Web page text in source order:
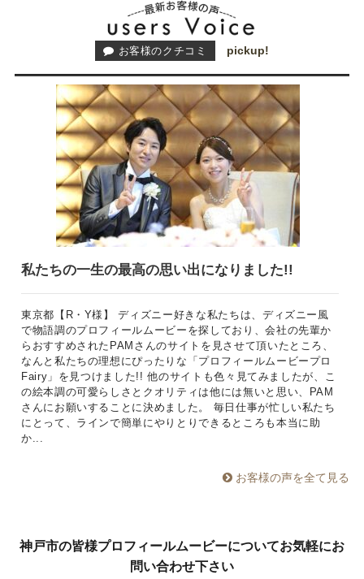
お客様のクチコミ pickup!
私たちの一生の最高の思い出になりました!!
東京都【R・Y様】 ディズニー好きな私たちは、ディズニー風
で物語調のプロフィールムービーを探しており、会社の先輩か
らおすすめされたPAMさんのサイトを見させて頂いたところ、
なんと私たちの理想にぴったりな「プロフィールムービープロ
Fairy」を見つけました!! 他のサイトも色々見てみましたが、こ
の絵本調の可愛らしさとクオリティは他には無いと思い、PAM
さんにお願いすることに決めました。 毎日仕事が忙しい私たち
にとって、ラインで簡単にやりとりできるところも本当に助
か...
お客様の声を全て見る
神戸市の皆様プロフィールムービーについてお気軽にお
問い合わせ下さい